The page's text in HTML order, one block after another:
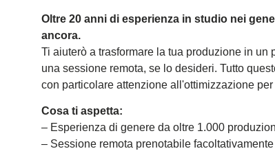
Oltre 20 anni di esperienza in studio nei
ancora.
Ti aiuterò a trasformare la tua produzione in
una sessione remota, se lo desideri. Tutto
con particolare attenzione all'ottimizzazione
Cosa ti aspetta:
– Esperienza di genere da oltre 1.000
– Sessione remota prenotabile